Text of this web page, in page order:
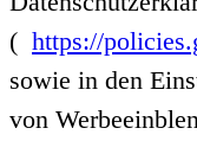
( https://
sowie in den
von